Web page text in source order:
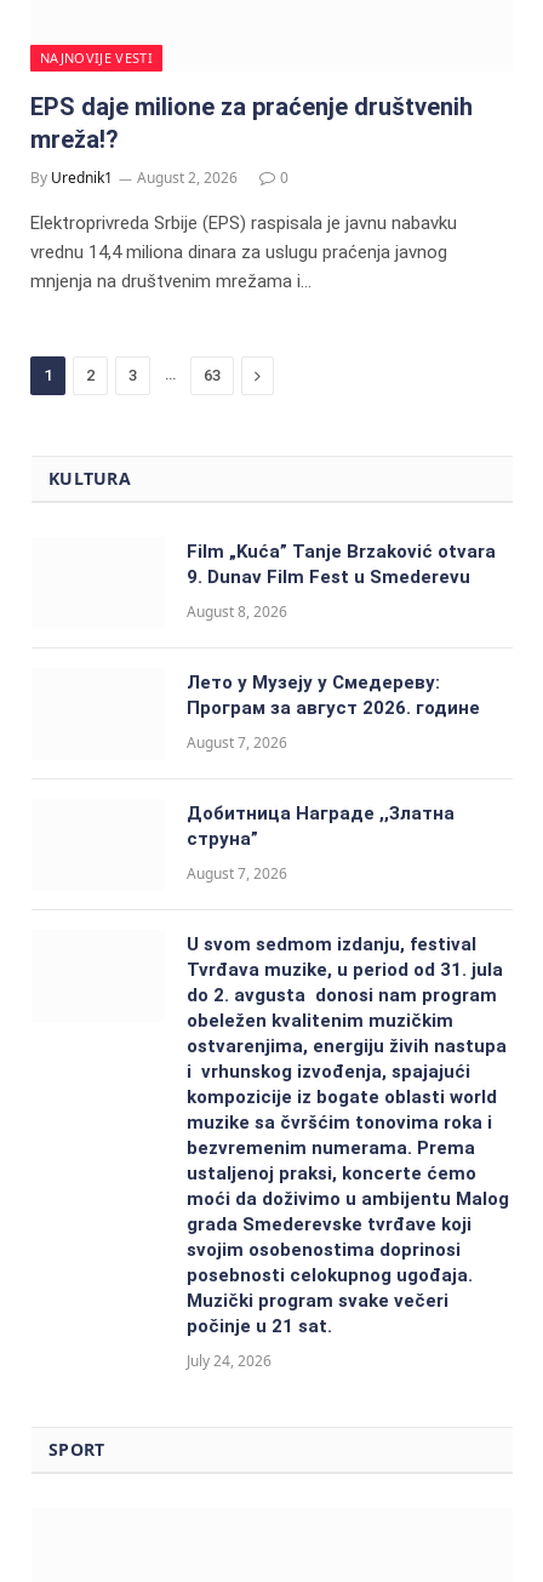
NAJNOVIJE VESTI
EPS daje milione za praćenje društvenih
mreža!?
By Urednik1 August 2, 2026 0
Elektroprivreda Srbije (EPS) raspisala je javnu nabavku
vrednu 14,4 miliona dinara za uslugu praćenja javnog
mnjenja na društvenim mrežama i…
1 2 3 63 Next
KULTURA
Film „Kuća” Tanje Brzaković otvara
9. Dunav Film Fest u Smederevu
August 8, 2026
Лето у Музеју у Смедереву:
Програм за август 2026. године
August 7, 2026
Добитницa Награде ,,Златна
струна”
August 7, 2026
U svom sedmom izdanju, festival
Tvrđava muzike, u period od 31. jula
do 2. avgusta donosi nam program
obeležen kvalitenim muzičkim
ostvarenjima, energiju živih nastupa
i vrhunskog izvođenja, spajajući
kompozicije iz bogate oblasti world
muzike sa čvršćim tonovima roka i
bezvremenim numerama. Prema
ustaljenoj praksi, koncerte ćemo
moći da doživimo u ambijentu Malog
grada Smederevske tvrđave koji
svojim osobenostima doprinosi
posebnosti celokupnog ugođaja.
Muzički program svake večeri
počinje u 21 sat.
July 24, 2026
SPORT